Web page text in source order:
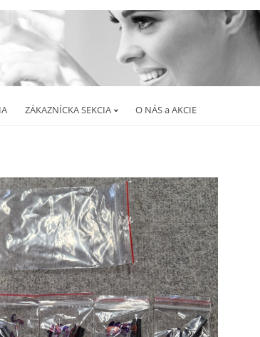
ZÁKAZNÍCKA SEKCIA O NÁS a AKCIE